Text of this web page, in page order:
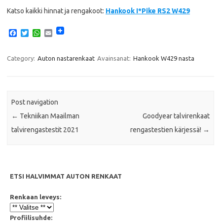
Katso kaikki hinnat ja rengakoot: Hankook I*Pike RS2 W429
e
b
T
t
t
W
t
E
i
Category: Auton nastarenkaat Avainsanat: Hankook W429 nasta
Post navigation
← Tekniikan Maailman
talvirengastestit 2021
Goodyear talvirenkaat
rengastestien kärjessä! →
ETSI HALVIMMAT AUTON RENKAAT
Renkaan leveys:
Profiilisuhde: